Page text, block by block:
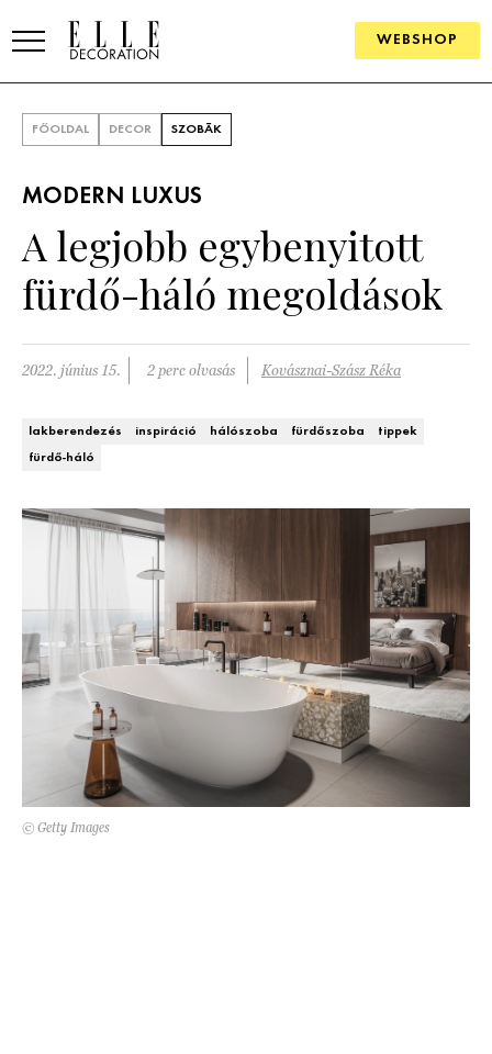
WEBSHOP
SZOBÁK
Konyha
Fürdőszoba
Hálószoba
Kert és terasz
ÖTLETEK
SZÉP TEREK
Lakások
HÍRLEVÉL
FŐOLDAL DECOR SZOBÁK
MODERN LUXUS
A legjobb egybenyitott
fürdő-háló megoldások
2022. június 15. 2 perc olvasás Kovásznai-Szász Réka
lakberendezés inspiráció hálószoba fürdőszoba
tippek
fürdő-háló
© Getty Images